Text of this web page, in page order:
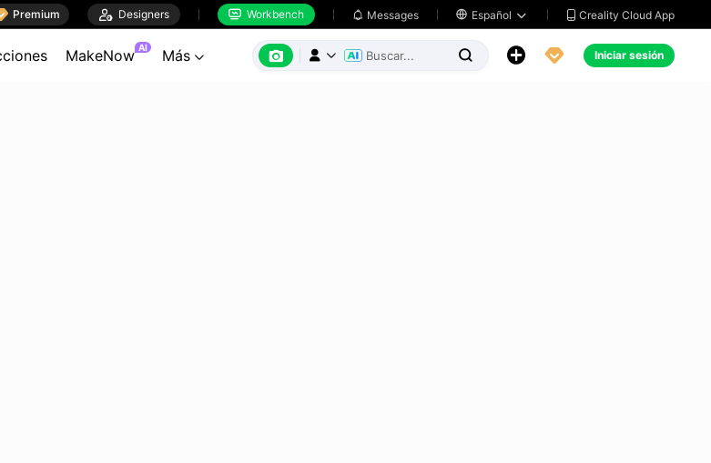
Premium  Designers  Workbench  Messages  Español   Creality Cloud App
MakeNow AI Más        Iniciar sesión